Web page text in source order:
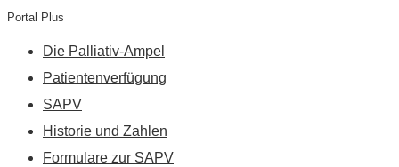
Portal Plus
Die Palliativ-Ampel
Patientenverfügung
SAPV
Historie und Zahlen
Formulare zur SAPV